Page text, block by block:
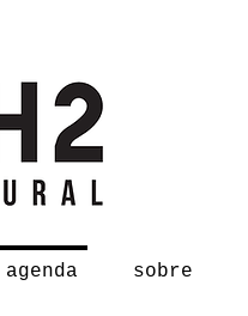
agenda sobre